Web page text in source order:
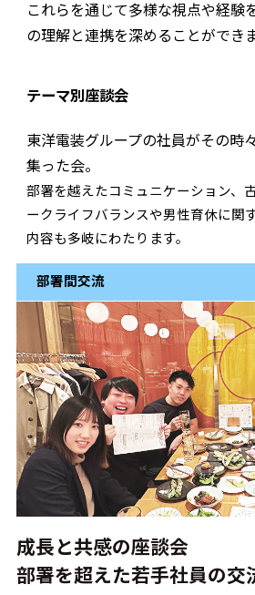
これらを通じて多様な視点や経験
の理解と連携を深めることができ
テーマ別座談会
東洋電装グループの社員がその時
集った会。
部署を越えたコミュニケーション、
ークライフバランスや男性育休に関
内容も多岐にわたります。
部署間交流
成長と共感の座談会
部署を超えた若手社員の交